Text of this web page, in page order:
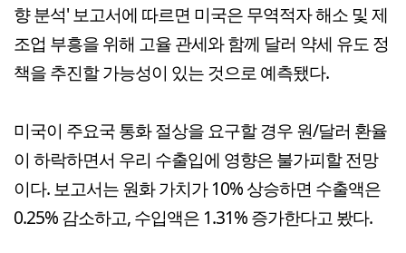
향 분석' 보고서에 따르면 미국은 무역적자 해소 및 제
조업 부흥을 위해 고율 관세와 함께 달러 약세 유도 정
책을 추진할 가능성이 있는 것으로 예측됐다.
미국이 주요국 통화 절상을 요구할 경우 원/달러 환율
이 하락하면서 우리 수출입에 영향은 불가피할 전망
이다. 보고서는 원화 가치가 10% 상승하면 수출액은
0.25% 감소하고, 수입액은 1.31% 증가한다고 봤다.